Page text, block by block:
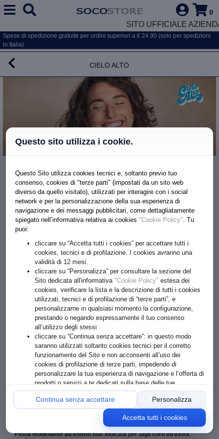
0
SITO UFFICIALE
Spese di spedizione gratuite per ordini superiori a € 24.90 (solo per spedizioni
in Italia).
Cielo Alto
Gel e Finishing
€ 9.50
Formato: 90 ML
1 ACQUISTA
PASTA MODELLANTE FIBROSA
Pasta modellante ad effetto mat indicata per tagli corti ed extra
Questo sito utilizza i cookie.
Questo Sito utilizza cookies tecnici e, soltanto previo tuo
consenso, cookies di "terze parti" (impostati da un sito web
diverso da quello visitato), utilizzati per interagire con i social
network e per la personalizzazione della sua esperienza di
navigazione e dei messaggi pubblicitari, come dettagliatamente
spiegato nell’informativa relativa ai cookies "Cookie Policy". Tu
puoi:
cliccare su “Accetta tutti i cookies” per accettare tutti i
cookies, tecnici e di profilazione. I cookies avranno una
validità di 12 mesi.
cliccare su “Personalizza” per consultare la sezione del
Sito dedicata all'informativa "Cookie Policy" estesa dei
cookies, verificare la lista e la descrizione di tutti i cookies
utilizzati, tecnici e di profilazione di “terze parti”, e
personalizzarne in qualsiasi momento la configurazione,
prestando o negando espressamente il tuo consenso
all’utilizzo degli stessi
cliccare su “Continua senza accettare”: in questo modo
saranno utilizzati soltanto cookies tecnici per il corretto
funzionamento del Sito e non acconsenti all’uso dei
cookies di profilazione di terze parti, impedendo di
personalizzare la tua esperienza di navigazione e l’offerta di
prodotti o servizi a te dedicati sulla base delle tue
preferenze o comportamenti online
Continua senza accettare Personalizza
Accetta tutti i cookies